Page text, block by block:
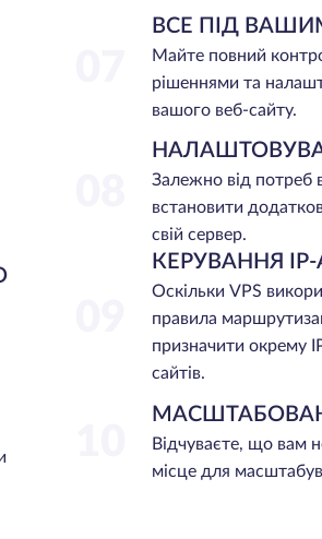
ВСЕ ПІД
Майте повний
рішеннями та
вашого веб-сайту.
Залежно від потреб
встановити
свій сервер.
КЕРУВАННЯ
Оскільки VPS
правила
призначити окрему
сайтів.
Відчуваєте, що вам
місце для